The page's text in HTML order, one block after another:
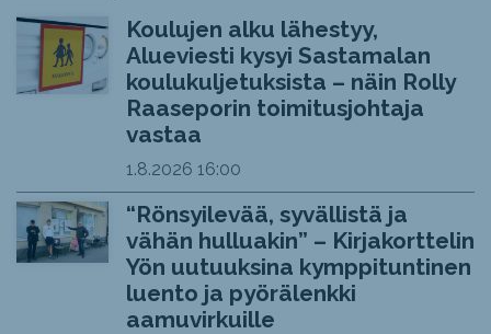
Koulujen alku lähestyy,
Alueviesti kysyi Sastamalan
koulukuljetuksista – näin Rolly
Raaseporin toimitusjohtaja
vastaa
1.8.2026 16:00
“Rönsyilevää, syvällistä ja
vähän hulluakin” – Kirjakorttelin
Yön uutuuksina kymppituntinen
luento ja pyörälenkki
aamuvirkuille